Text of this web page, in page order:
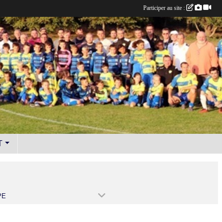
Participer au site :